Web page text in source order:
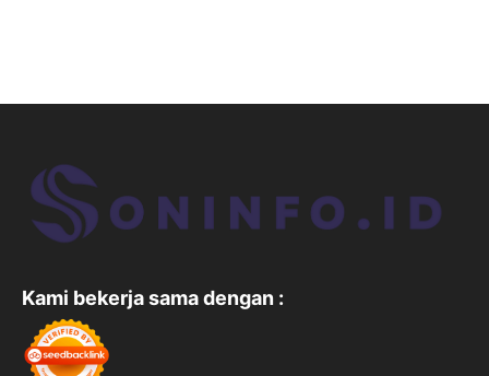
Kami bekerja sama dengan :